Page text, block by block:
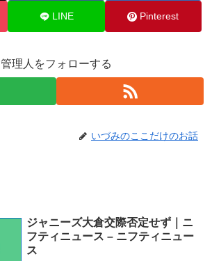
LINE Pinterest
管理人をフォローする
いづみのここだけのお話
ジャニーズ大倉交際否定せず｜ニ
フティニュース – ニフティニュー
ス